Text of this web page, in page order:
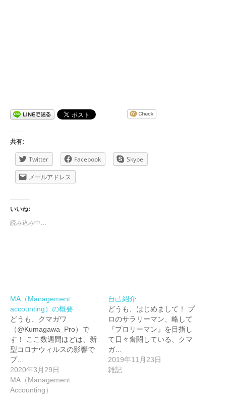
共有:
Twitter Facebook Skype
メールアドレス
いいね:
読み込み中…
MA（Management
accounting）の概要
どうも、クマガワ
（@Kumagawa_Pro）で
す！ ここ数週間ほどは、新
型コロナウィルスの影響で
プ…
2020年3月29日
MA（Management
Accounting）
自己紹介
どうも、はじめまして！ プ
ロのサラリーマン、略して
『プロリーマン』を目指し
て日々奮闘している、クマ
ガ…
2019年11月23日
雑記